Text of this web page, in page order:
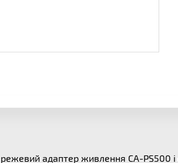
адаптер живлення CA-PS500 і